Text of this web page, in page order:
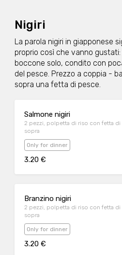
Nigiri
La parola nigiri in giapponese
proprio così che vanno
boccone solo, condito con
del pesce. Prezzo a coppia -
sopra una fetta di pesce.
Salmone nigiri
2 pezzi, polpetta di riso con fetta di
sopra
Only for dinner
3.20 €
Branzino nigiri
2 pezzi, polpetta di riso con fetta di
sopra
Only for dinner
3.20 €